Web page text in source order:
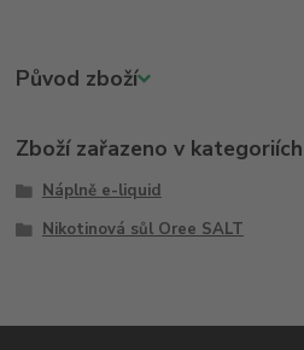
Původ zboží
Zboží zařazeno v kategoriích
Náplně e-liquid
Nikotinová sůl Oree SALT